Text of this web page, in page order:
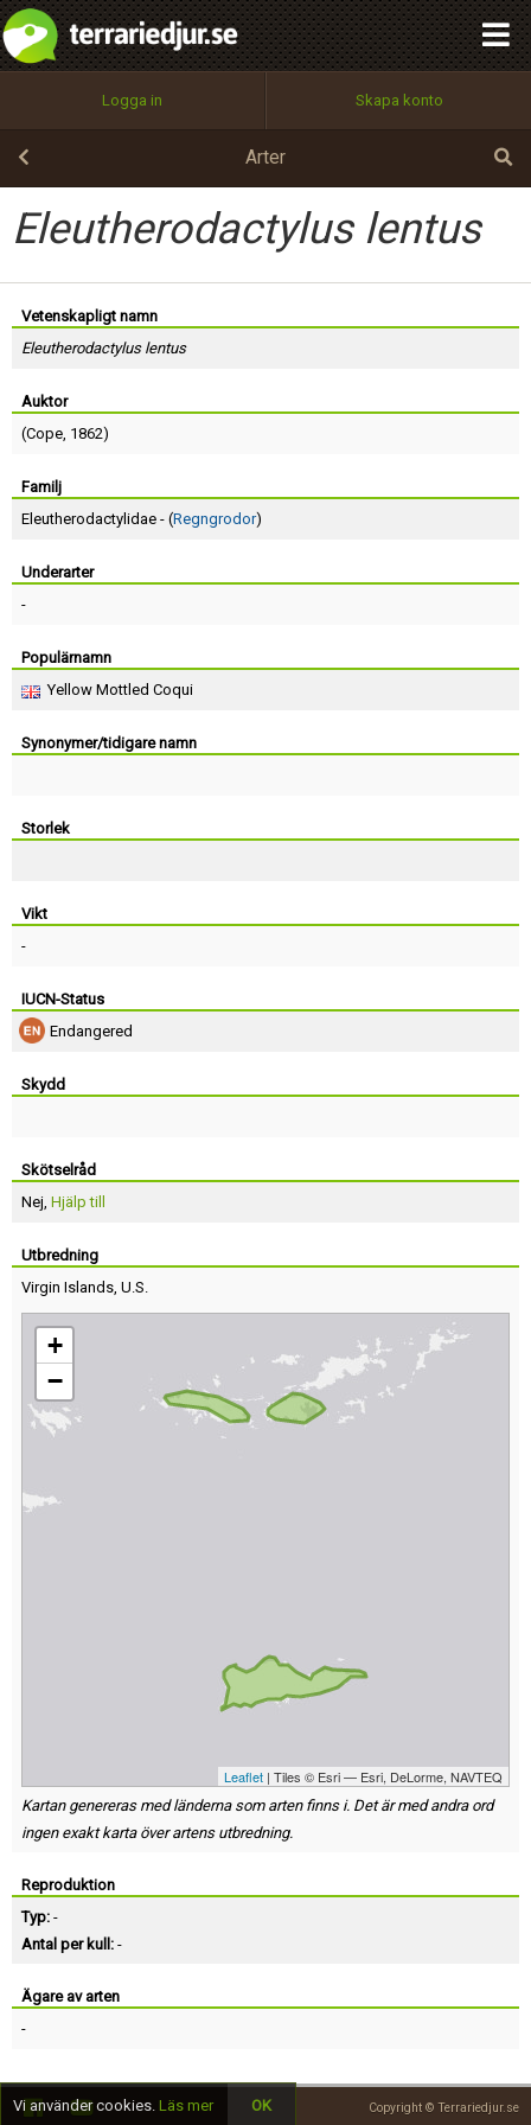
Logga in Skapa konto
Arter
Eleutherodactylus lentus
Vetenskapligt namn
Eleutherodactylus lentus
Auktor
(Cope, 1862)
Familj
Eleutherodactylidae - (Regngrodor)
Underarter
-
Populärnamn
Yellow Mottled Coqui
Synonymer/tidigare namn
Storlek
Vikt
-
IUCN-Status
Endangered
Skydd
Skötselråd
Nej, Hjälp till
Utbredning
Virgin Islands, U.S.
+
−
Leaflet | Tiles © Esri — Esri, DeLorme, NAVTEQ
Kartan genereras med länderna som arten finns i. Det är med andra ord
ingen exakt karta över artens utbredning.
Reproduktion
Typ: -
Antal per kull: -
Ägare av arten
-
Copyright © Terrariedjur.se
Utför
100%
OK
integritetspolicy
Namn:
Epost:
Lösenord:
Terms of Service
Skapa konto
Begär nytt lösenord
Tillbaka till förstasidan
Vi använder cookies. Läs mer OK